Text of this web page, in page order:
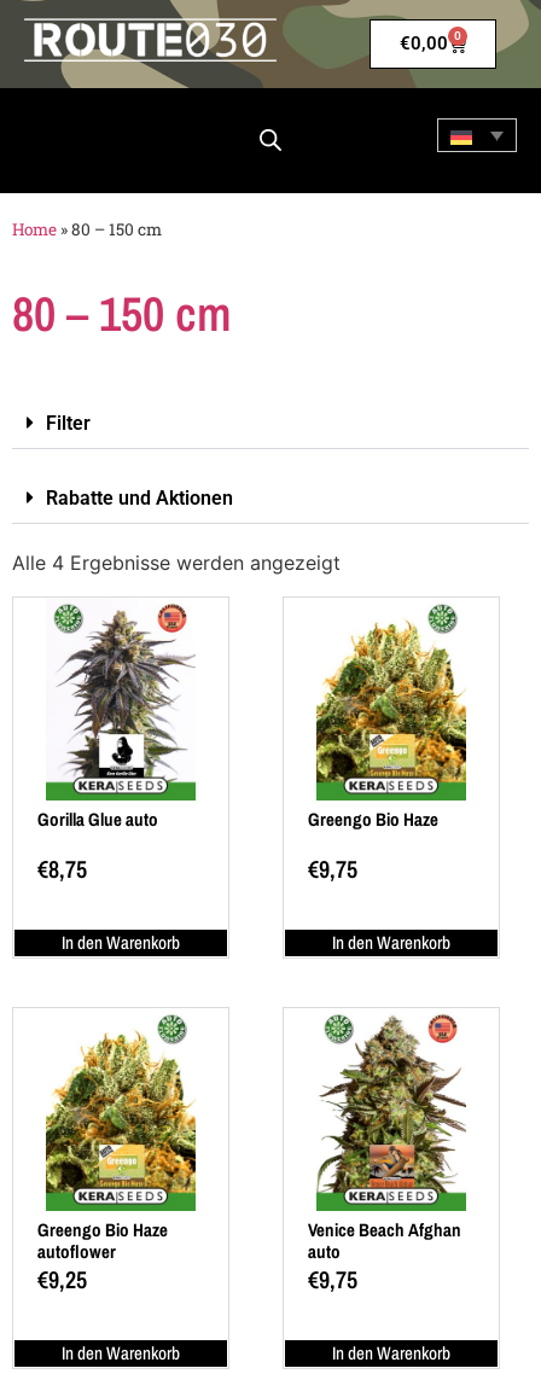
€0,00 0
Home »80 – 150 cm
80 – 150 cm
Filter
Rabatte und Aktionen
Alle 4 Ergebnisse werden angezeigt
Gorilla Glue auto
€8,75
In den Warenkorb
Greengo Bio Haze
€9,75
In den Warenkorb
Greengo Bio Haze
autoflower
€9,25
In den Warenkorb
Venice Beach Afghan
auto
€9,75
In den Warenkorb